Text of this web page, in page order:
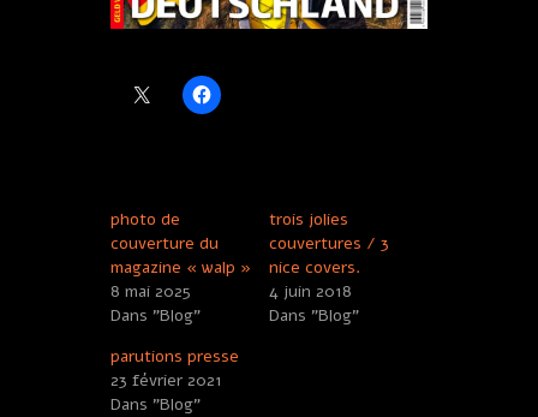
photo de
couverture du
magazine « walp »
8 mai 2025
Dans "Blog"
trois jolies
couvertures / 3
nice covers.
4 juin 2018
Dans "Blog"
parutions presse
23 février 2021
Dans "Blog"